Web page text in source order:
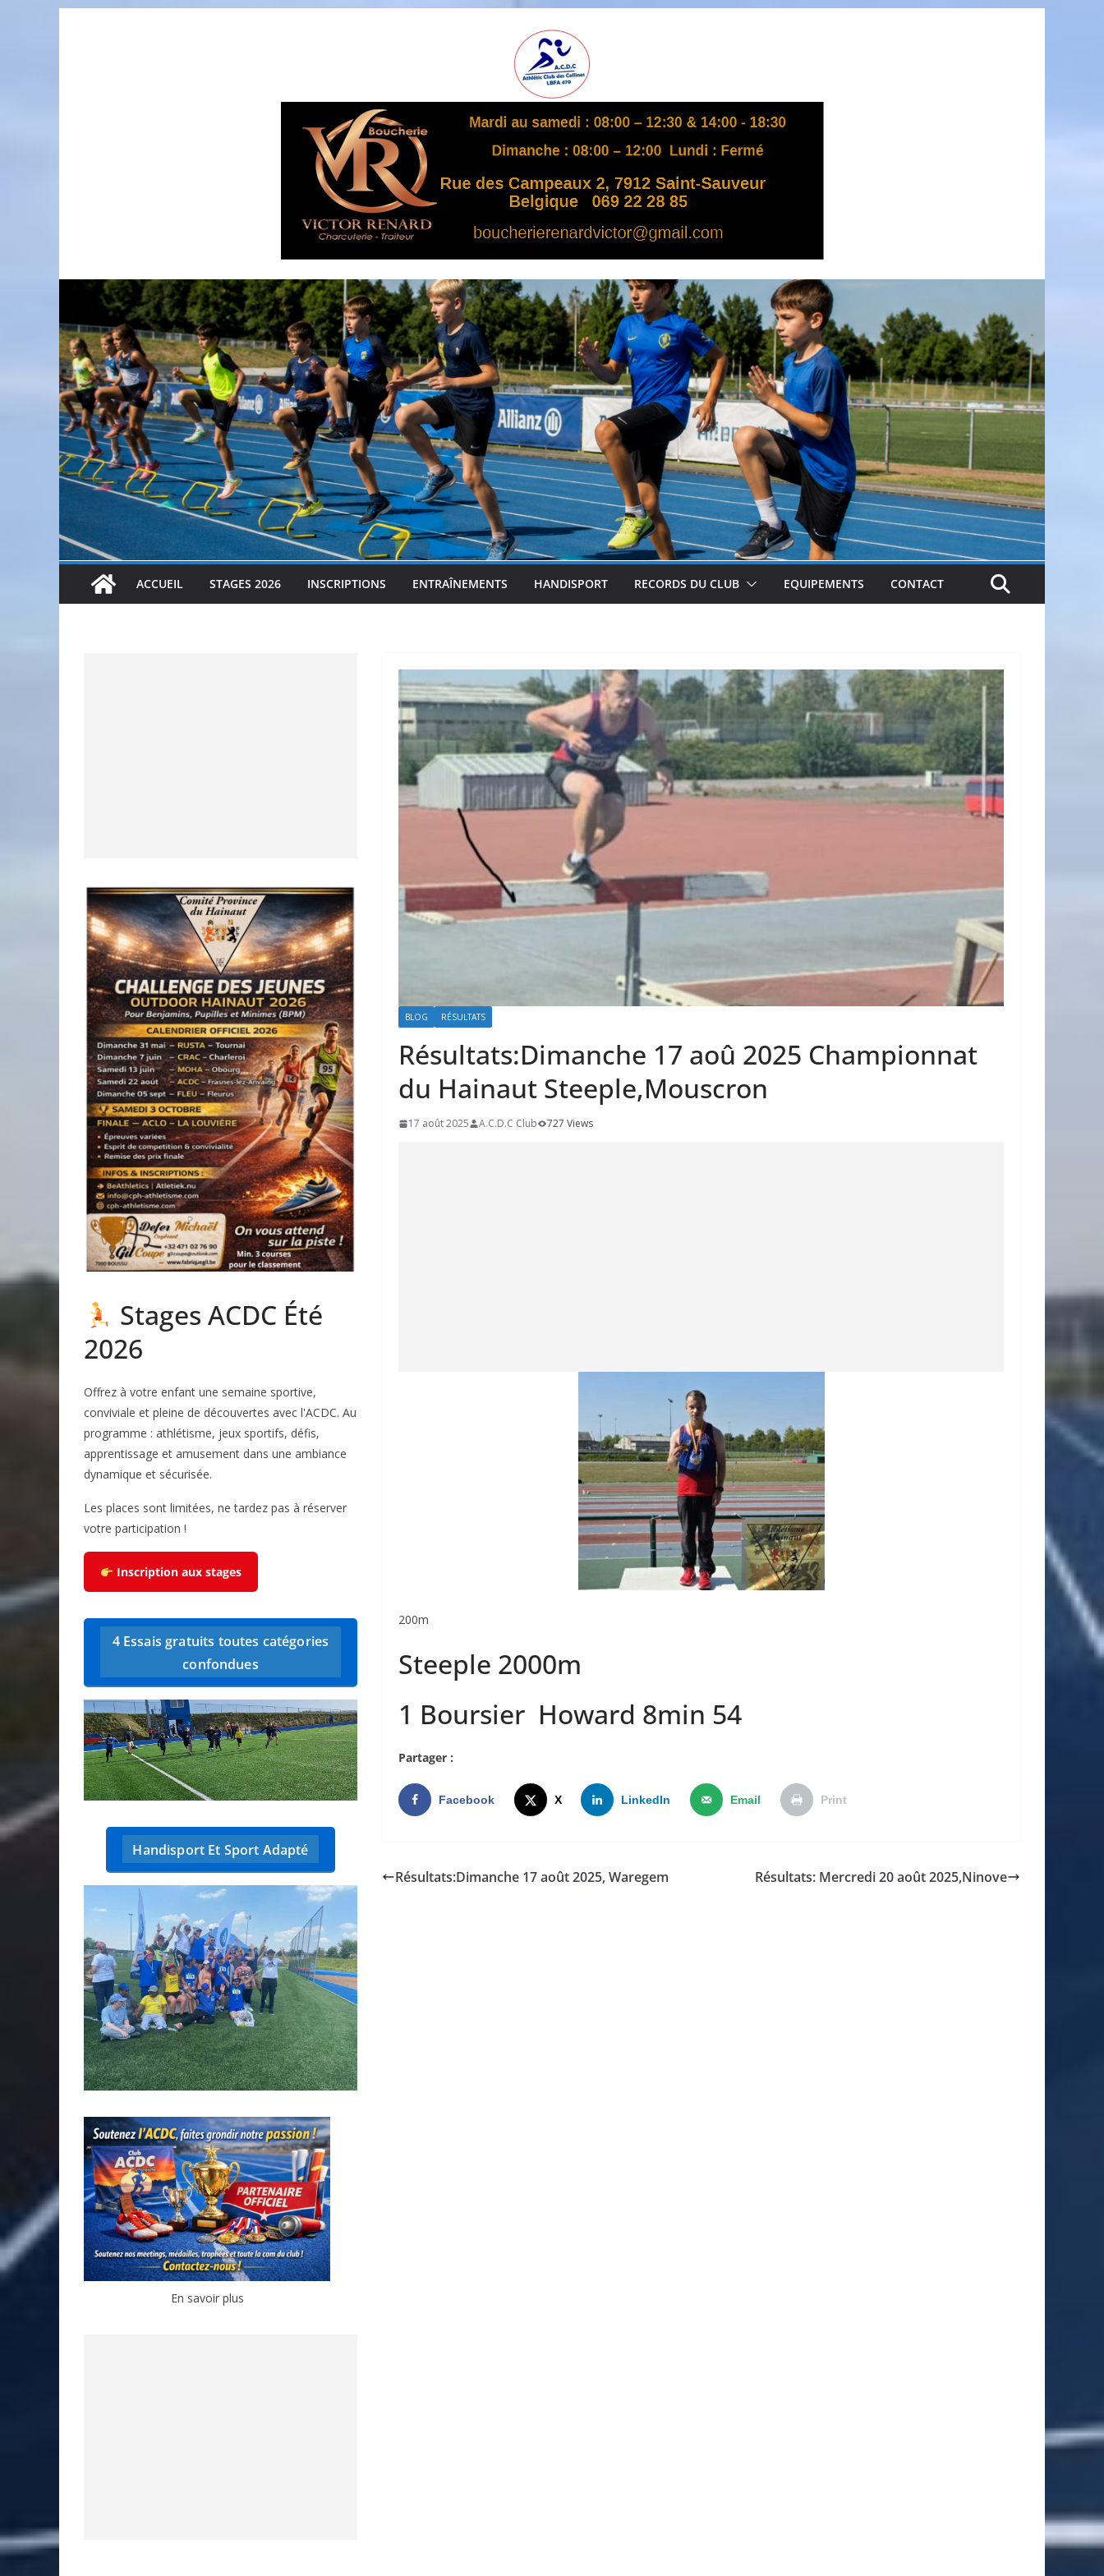
A
S
B
L
L
F
A
4
7
0
ACCUEIL STAGES 2026 INSCRIPTIONS ENTRAÎNEMENTS HANDISPORT RECORDS DU CLUB EQUIPEMENTS CONTACT
BLOG RÉSULTATS
Résultats:Dimanche 17 aoû 2025 Championnat
du Hainaut Steeple,Mouscron
17 août 2025 A.C.D.C Club 727 Views
200m
Steeple 2000m
1 Boursier Howard 8min 54
Partager :
Facebook X LinkedIn Email Print
Résultats:Dimanche 17 août 2025, Waregem Résultats: Mercredi 20 août 2025,Ninove
Stages ACDC Été
2026
Offrez à votre enfant une semaine sportive,
conviviale et pleine de découvertes avec l'ACDC. Au
programme : athlétisme, jeux sportifs, défis,
apprentissage et amusement dans une ambiance
dynamique et sécurisée.
Les places sont limitées, ne tardez pas à réserver
votre participation !
Inscription aux stages
4 Essais gratuits toutes catégories
confondues
Handisport Et Sport Adapté
En savoir plus